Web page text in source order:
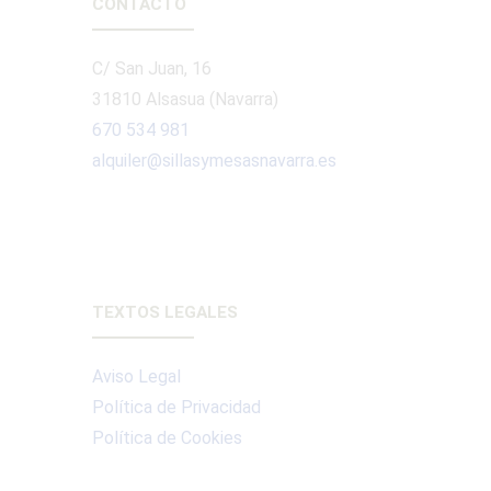
CONTACTO
C/ San Juan, 16
31810 Alsasua (Navarra)
670 534 981
alquiler@sillasymesasnavarra.es
TEXTOS LEGALES
Aviso Legal
Política de Privacidad
Política de Cookies